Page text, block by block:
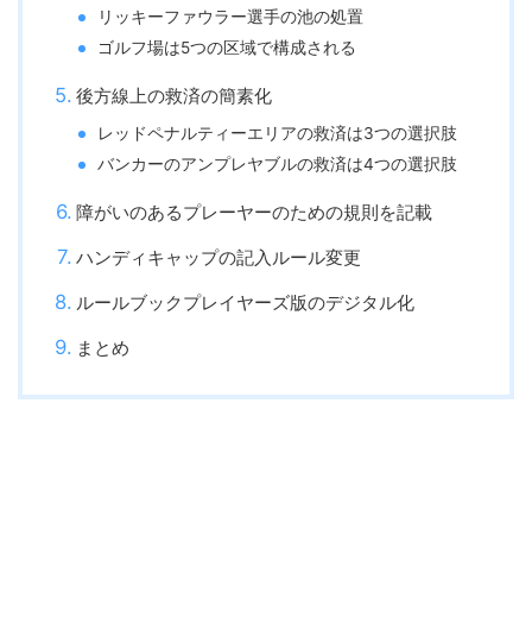
リッキーファウラー選手の池の処置
ゴルフ場は5つの区域で構成される
後方線上の救済の簡素化
レッドペナルティーエリアの救済は3つの選択肢
バンカーのアンプレヤブルの救済は4つの選択肢
障がいのあるプレーヤーのための規則を記載
ハンディキャップの記入ルール変更
ルールブックプレイヤーズ版のデジタル化
まとめ